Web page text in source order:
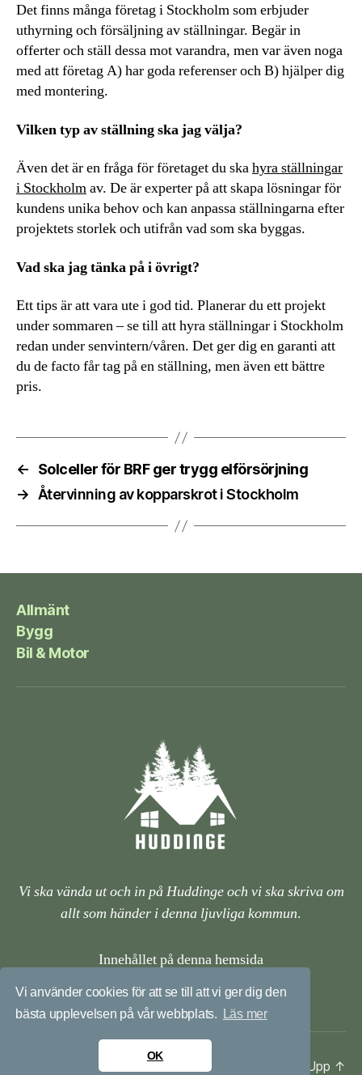
Vi använder cookies för att se till att vi ger dig den
bästa upplevelsen på vår webbplats.
Läs mer
OK
Det finns många företag i Stockholm som erbjuder
uthyrning och försäljning av ställningar. Begär in
offerter och ställ dessa mot varandra, men var även noga
med att företag A) har goda referenser och B) hjälper dig
med montering.
Vilken typ av ställning ska jag välja?
Även det är en fråga för företaget du skahyra ställningar
i Stockholmav. De är experter på att skapa lösningar för
kundens unika behov och kan anpassa ställningarna efter
projektets storlek och utifrån vad som ska byggas.
Vad ska jag tänka på i övrigt?
Ett tips är att vara ute i god tid. Planerar du ett projekt
under sommaren – se till att hyra ställningar i Stockholm
redan under senvintern/våren. Det ger dig en garanti att
du de facto får tag på en ställning, men även ett bättre
pris.
←
Solceller för BRF ger trygg elförsörjning
→ Återvinning av kopparskrot i Stockholm
Allmänt
Bygg
Bil & Motor
Vi ska vända ut och in på Huddinge och vi ska skriva om
allt som händer i denna ljuvliga kommun.
Innehållet på denna hemsida
huddinge.nu Upp ↑